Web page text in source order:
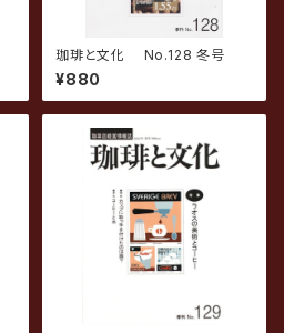
珈琲と文化 No.128 冬号
¥880